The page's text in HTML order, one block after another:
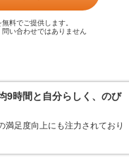
料でご提供します。
い合わせではありません
9時間と自分らしく、のび
足度向上にも注力されており